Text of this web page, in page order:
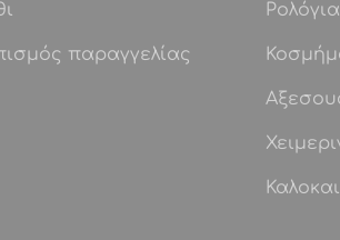
παραγγελίας
Ρολόγια